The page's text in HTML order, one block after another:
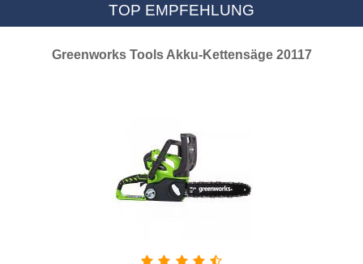
TOP EMPFEHLUNG
Greenworks Tools Akku-Kettensäge 20117